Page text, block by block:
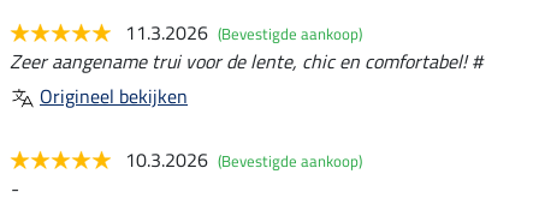
11.3.2026 (Bevestigde aankoop)
Zeer aangename trui voor de lente, chic en comfortabel! #
Origineel bekijken
10.3.2026 (Bevestigde aankoop)
-